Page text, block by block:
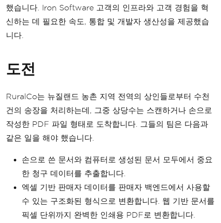
했습니다. Iron Software 고객의 인프라와 고객 경험을 혁
신하는 데 필요한 속도, 통합 및 개발자 생산성을 제공했습
니다.
도전
RuralCo는 뉴질랜드 농촌 지역 전역의 상인들로부터 수천
건의 송장을 처리하는데, 그중 상당수는 스캔하거나 손으로
작성한 PDF 파일 형태로 도착합니다. 그들의 팀은 다음과
같은 일을 해야 했습니다.
손으로 쓴 문서와 컴퓨터로 생성된 문서 모두에서 중요
한 청구 데이터를 추출합니다.
엑셀 기반 판매자 데이터를 판매자 백엔드에서 사용할
수 있는 구조화된 형식으로 변환합니다. 웹 기반 문서를
픽셀 단위까지 완벽한 인쇄용 PDF로 변환합니다.